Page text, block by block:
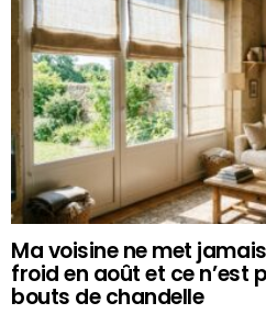
Ma voisine ne met
froid en août et ce n’est
bouts de chandelle